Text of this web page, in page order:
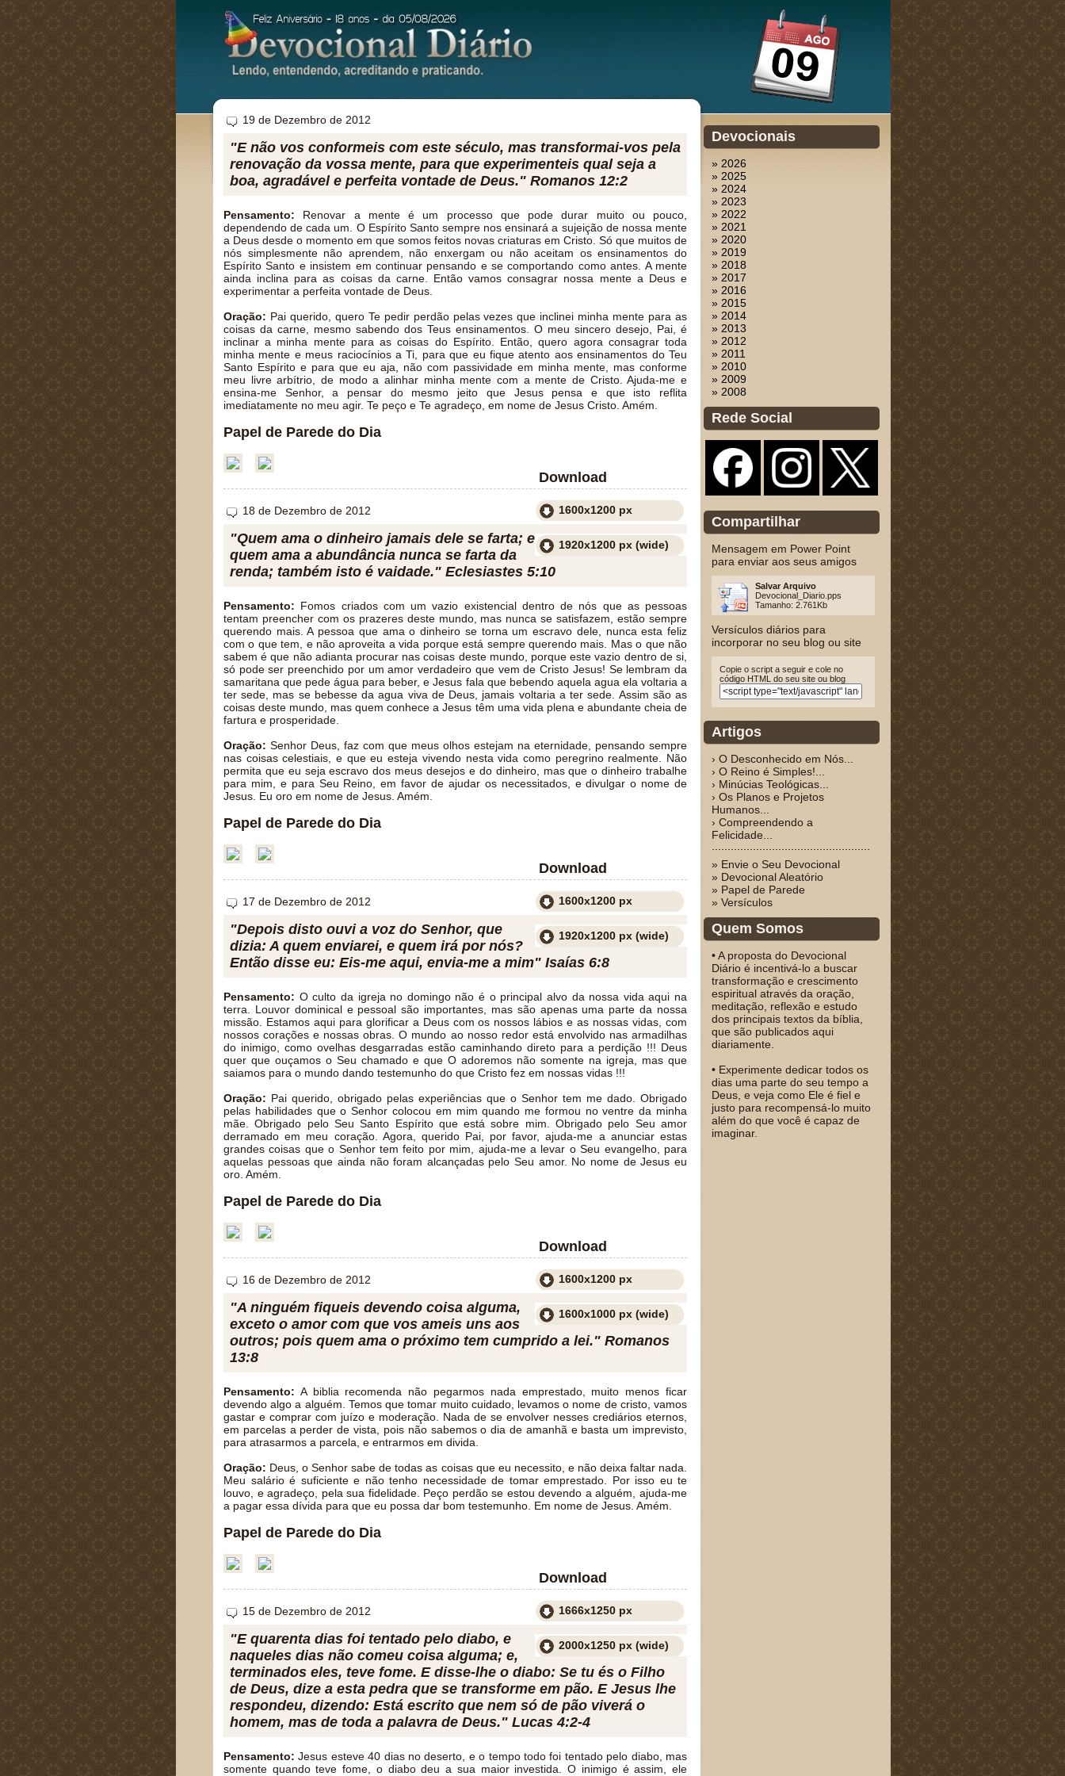
19 de Dezembro de 2012
"E não vos conformeis com este século, mas transformai-vos pela
renovação da vossa mente, para que experimenteis qual seja a
boa, agradável e perfeita vontade de Deus." Romanos 12:2
Pensamento: Renovar a mente é um processo que pode durar muito ou pouco,
dependendo de cada um. O Espírito Santo sempre nos ensinará a sujeição de nossa mente
a Deus desde o momento em que somos feitos novas criaturas em Cristo. Só que muitos de
nós simplesmente não aprendem, não enxergam ou não aceitam os ensinamentos do
Espírito Santo e insistem em continuar pensando e se comportando como antes. A mente
ainda inclina para as coisas da carne. Então vamos consagrar nossa mente a Deus e
experimentar a perfeita vontade de Deus.
Oração: Pai querido, quero Te pedir perdão pelas vezes que inclinei minha mente para as
coisas da carne, mesmo sabendo dos Teus ensinamentos. O meu sincero desejo, Pai, é
inclinar a minha mente para as coisas do Espírito. Então, quero agora consagrar toda
minha mente e meus raciocínios a Ti, para que eu fique atento aos ensinamentos do Teu
Santo Espírito e para que eu aja, não com passividade em minha mente, mas conforme
meu livre arbítrio, de modo a alinhar minha mente com a mente de Cristo. Ajuda-me e
ensina-me Senhor, a pensar do mesmo jeito que Jesus pensa e que isto reflita
imediatamente no meu agir. Te peço e Te agradeço, em nome de Jesus Cristo. Amém.
Papel de Parede do Dia
Download
1600x1200 px
1920x1200 px (wide)
18 de Dezembro de 2012
"Quem ama o dinheiro jamais dele se farta; e
quem ama a abundância nunca se farta da
renda; também isto é vaidade." Eclesiastes 5:10
Pensamento: Fomos criados com um vazio existencial dentro de nós que as pessoas
tentam preencher com os prazeres deste mundo, mas nunca se satisfazem, estão sempre
querendo mais. A pessoa que ama o dinheiro se torna um escravo dele, nunca esta feliz
com o que tem, e não aproveita a vida porque está sempre querendo mais. Mas o que não
sabem é que não adianta procurar nas coisas deste mundo, porque este vazio dentro de si,
só pode ser preenchido por um amor verdadeiro que vem de Cristo Jesus! Se lembram da
samaritana que pede água para beber, e Jesus fala que bebendo aquela agua ela voltaria a
ter sede, mas se bebesse da agua viva de Deus, jamais voltaria a ter sede. Assim são as
coisas deste mundo, mas quem conhece a Jesus têm uma vida plena e abundante cheia de
fartura e prosperidade.
Oração: Senhor Deus, faz com que meus olhos estejam na eternidade, pensando sempre
nas coisas celestiais, e que eu esteja vivendo nesta vida como peregrino realmente. Não
permita que eu seja escravo dos meus desejos e do dinheiro, mas que o dinheiro trabalhe
para mim, e para Seu Reino, em favor de ajudar os necessitados, e divulgar o nome de
Jesus. Eu oro em nome de Jesus. Amém.
Papel de Parede do Dia
Download
1600x1200 px
1920x1200 px (wide)
17 de Dezembro de 2012
"Depois disto ouvi a voz do Senhor, que
dizia: A quem enviarei, e quem irá por nós?
Então disse eu: Eis-me aqui, envia-me a mim" Isaías 6:8
Pensamento: O culto da igreja no domingo não é o principal alvo da nossa vida aqui na
terra. Louvor dominical e pessoal são importantes, mas são apenas uma parte da nossa
missão. Estamos aqui para glorificar a Deus com os nossos lábios e as nossas vidas, com
nossos corações e nossas obras. O mundo ao nosso redor está envolvido nas armadilhas
do inimigo, como ovelhas desgarradas estão caminhando direto para a perdição !!! Deus
quer que ouçamos o Seu chamado e que O adoremos não somente na igreja, mas que
saiamos para o mundo dando testemunho do que Cristo fez em nossas vidas !!!
Oração: Pai querido, obrigado pelas experiências que o Senhor tem me dado. Obrigado
pelas habilidades que o Senhor colocou em mim quando me formou no ventre da minha
mãe. Obrigado pelo Seu Santo Espírito que está sobre mim. Obrigado pelo Seu amor
derramado em meu coração. Agora, querido Pai, por favor, ajuda-me a anunciar estas
grandes coisas que o Senhor tem feito por mim, ajuda-me a levar o Seu evangelho, para
aquelas pessoas que ainda não foram alcançadas pelo Seu amor. No nome de Jesus eu
oro. Amém.
Papel de Parede do Dia
Download
1600x1200 px
1600x1000 px (wide)
16 de Dezembro de 2012
"A ninguém fiqueis devendo coisa alguma,
exceto o amor com que vos ameis uns aos
outros; pois quem ama o próximo tem cumprido a lei." Romanos
13:8
Pensamento: A biblia recomenda não pegarmos nada emprestado, muito menos ficar
devendo algo a alguém. Temos que tomar muito cuidado, levamos o nome de cristo, vamos
gastar e comprar com juízo e moderação. Nada de se envolver nesses crediários eternos,
em parcelas a perder de vista, pois não sabemos o dia de amanhã e basta um imprevisto,
para atrasarmos a parcela, e entrarmos em divida.
Oração: Deus, o Senhor sabe de todas as coisas que eu necessito, e não deixa faltar nada.
Meu salário é suficiente e não tenho necessidade de tomar emprestado. Por isso eu te
louvo, e agradeço, pela sua fidelidade. Peço perdão se estou devendo a alguém, ajuda-me
a pagar essa dívida para que eu possa dar bom testemunho. Em nome de Jesus. Amém.
Papel de Parede do Dia
Download
1666x1250 px
2000x1250 px (wide)
15 de Dezembro de 2012
"E quarenta dias foi tentado pelo diabo, e
naqueles dias não comeu coisa alguma; e,
terminados eles, teve fome. E disse-lhe o diabo: Se tu és o Filho
de Deus, dize a esta pedra que se transforme em pão. E Jesus lhe
respondeu, dizendo: Está escrito que nem só de pão viverá o
homem, mas de toda a palavra de Deus." Lucas 4:2-4
Pensamento: Jesus esteve 40 dias no deserto, e o tempo todo foi tentado pelo diabo, mas
somente quando teve fome, o diabo deu a sua maior investida. O inimigo é assim, ele
Devocionais
» 2026
» 2025
» 2024
» 2023
» 2022
» 2021
» 2020
» 2019
» 2018
» 2017
» 2016
» 2015
» 2014
» 2013
» 2012
» 2011
» 2010
» 2009
» 2008
Rede Social
Compartilhar
Mensagem em Power Point
para enviar aos seus amigos
Salvar Arquivo
Devocional_Diario.pps
Tamanho: 2.761Kb
Versículos diários para
incorporar no seu blog ou site
Copie o script a seguir e cole no
código HTML do seu site ou blog
Artigos
› O Desconhecido em Nós...
› O Reino é Simples!...
› Minúcias Teológicas...
› Os Planos e Projetos
Humanos...
› Compreendendo a
Felicidade...
» Envie o Seu Devocional
» Devocional Aleatório
» Papel de Parede
» Versículos
Quem Somos
• A proposta do Devocional
Diário é incentivá-lo a buscar
transformação e crescimento
espiritual através da oração,
meditação, reflexão e estudo
dos principais textos da bíblia,
que são publicados aqui
diariamente.
• Experimente dedicar todos os
dias uma parte do seu tempo a
Deus, e veja como Ele é fiel e
justo para recompensá-lo muito
além do que você é capaz de
imaginar.